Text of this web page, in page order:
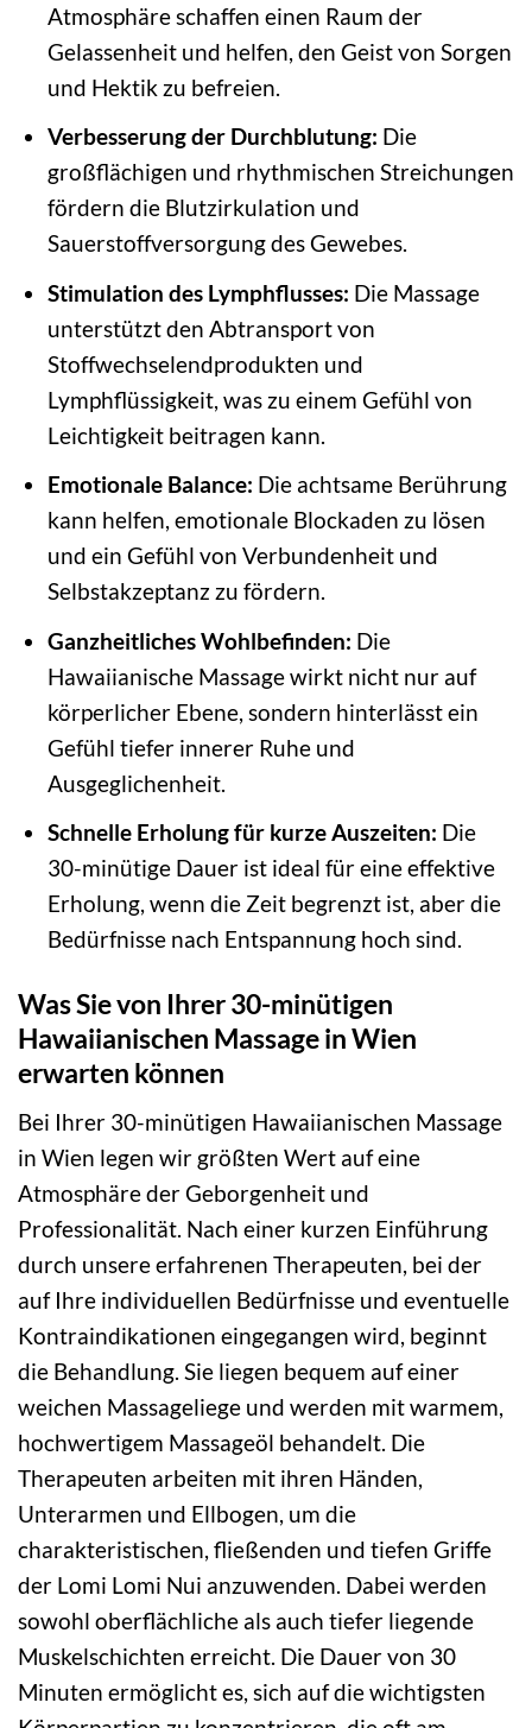
Atmosphäre schaffen einen Raum der
Gelassenheit und helfen, den Geist von Sorgen
und Hektik zu befreien.
Verbesserung der Durchblutung: Die
großflächigen und rhythmischen Streichungen
fördern die Blutzirkulation und
Sauerstoffversorgung des Gewebes.
Stimulation des Lymphflusses: Die Massage
unterstützt den Abtransport von
Stoffwechselendprodukten und
Lymphflüssigkeit, was zu einem Gefühl von
Leichtigkeit beitragen kann.
Emotionale Balance: Die achtsame Berührung
kann helfen, emotionale Blockaden zu lösen
und ein Gefühl von Verbundenheit und
Selbstakzeptanz zu fördern.
Ganzheitliches Wohlbefinden: Die
Hawaiianische Massage wirkt nicht nur auf
körperlicher Ebene, sondern hinterlässt ein
Gefühl tiefer innerer Ruhe und
Ausgeglichenheit.
Schnelle Erholung für kurze Auszeiten: Die
30-minütige Dauer ist ideal für eine effektive
Erholung, wenn die Zeit begrenzt ist, aber die
Bedürfnisse nach Entspannung hoch sind.
Was Sie von Ihrer 30-minütigen
Hawaiianischen Massage in Wien
erwarten können
Bei Ihrer 30-minütigen Hawaiianischen Massage
in Wien legen wir größten Wert auf eine
Atmosphäre der Geborgenheit und
Professionalität. Nach einer kurzen Einführung
durch unsere erfahrenen Therapeuten, bei der
auf Ihre individuellen Bedürfnisse und eventuelle
Kontraindikationen eingegangen wird, beginnt
die Behandlung. Sie liegen bequem auf einer
weichen Massageliege und werden mit warmem,
hochwertigem Massageöl behandelt. Die
Therapeuten arbeiten mit ihren Händen,
Unterarmen und Ellbogen, um die
charakteristischen, fließenden und tiefen Griffe
der Lomi Lomi Nui anzuwenden. Dabei werden
sowohl oberflächliche als auch tiefer liegende
Muskelschichten erreicht. Die Dauer von 30
Minuten ermöglicht es, sich auf die wichtigsten